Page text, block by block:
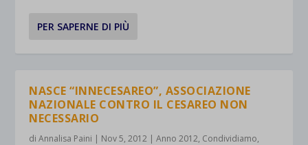
PER SAPERNE DI PIÙ
NASCE “INNECESAREO”, ASSOCIAZIONE
NAZIONALE CONTRO IL CESAREO NON
NECESSARIO
diAnnalisa Paini | Nov 5, 2012 |Anno 2012, Condividiamo,